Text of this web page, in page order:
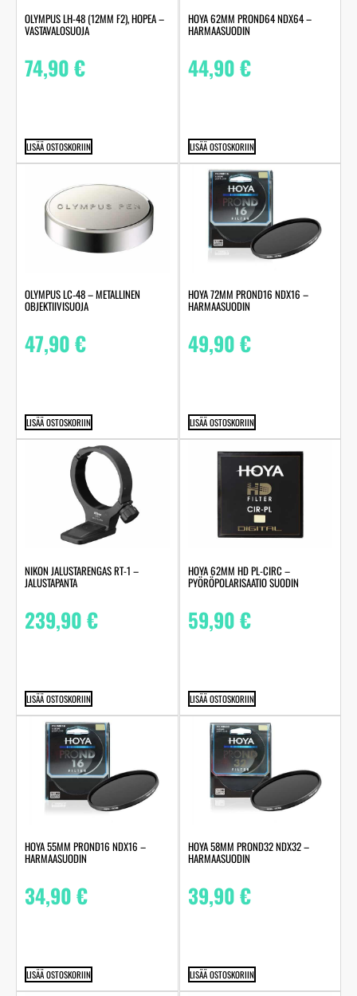
OLYMPUS LH-48 (12MM F2), HOPEA –
VASTAVALOSUOJA
74,90€
LISÄÄ OSTOSKORIIN
HOYA 62MM PROND64 NDX64 –
HARMAASUODIN
44,90€
LISÄÄ OSTOSKORIIN
OLYMPUS LC‑48 – METALLINEN
OBJEKTIIVISUOJA
47,90€
LISÄÄ OSTOSKORIIN
HOYA 72MM PROND16 NDX16 –
HARMAASUODIN
49,90€
LISÄÄ OSTOSKORIIN
NIKON JALUSTARENGAS RT-1 –
JALUSTAPANTA
239,90€
LISÄÄ OSTOSKORIIN
HOYA 62MM HD PL-CIRC –
PYÖRÖPOLARISAATIO SUODIN
59,90€
LISÄÄ OSTOSKORIIN
HOYA 55MM PROND16 NDX16 –
HARMAASUODIN
34,90€
LISÄÄ OSTOSKORIIN
HOYA 58MM PROND32 NDX32 –
HARMAASUODIN
39,90€
LISÄÄ OSTOSKORIIN